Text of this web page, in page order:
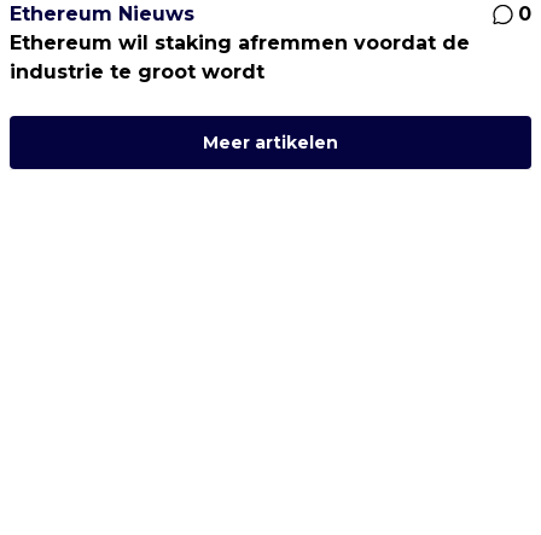
Ethereum Nieuws
0
Ethereum wil staking afremmen voordat de
industrie te groot wordt
Meer artikelen